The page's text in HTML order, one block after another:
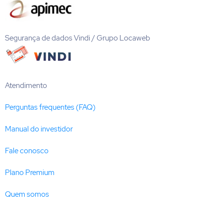
Segurança de dados Vindi / Grupo Locaweb
Atendimento
Perguntas frequentes (FAQ)
Manual do investidor
Fale conosco
Plano Premium
Quem somos